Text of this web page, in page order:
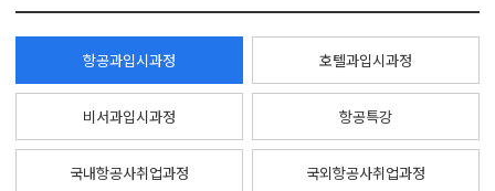
항공과입시과정 호텔과입시과정
비서과입시과정 항공특강
국내항공사취업과정 국외항공사취업과정